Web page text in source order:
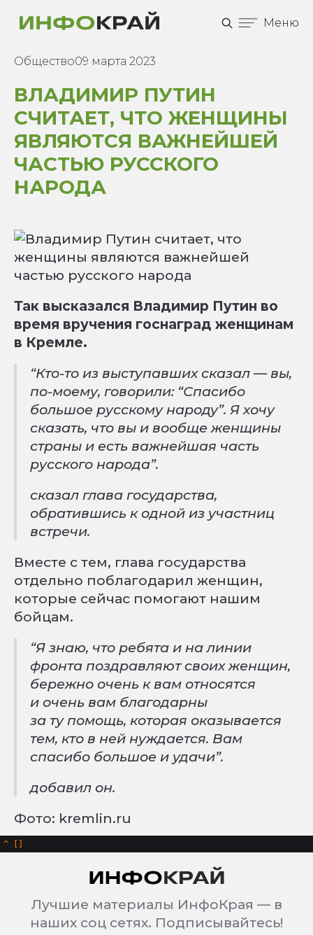
Меню
Общество09 марта 2023
ВЛАДИМИР ПУТИН
СЧИТАЕТ, ЧТО ЖЕНЩИНЫ
ЯВЛЯЮТСЯ ВАЖНЕЙШЕЙ
ЧАСТЬЮ РУССКОГО
НАРОДА
Так высказался Владимир Путин во
время вручения госнаград женщинам
в Кремле.
“Кто-то из выступавших сказал — вы,
по-моему, говорили: “Спасибо
большое русскому народу”. Я хочу
сказать, что вы и вообще женщины
страны и есть важнейшая часть
русского народа”.
сказал глава государства,
обратившись к одной из участниц
встречи.
Вместе с тем, глава государства
отдельно поблагодарил женщин,
которые сейчас помогают нашим
бойцам.
“Я знаю, что ребята и на линии
фронта поздравляют своих женщин,
бережно очень к вам относятся
и очень вам благодарны
за ту помощь, которая оказывается
тем, кто в ней нуждается. Вам
спасибо большое и удачи”.
добавил он.
Фото: kremlin.ru
^
Лучшие материалы ИнфоКрая — в
наших соц сетях. Подписывайтесь!